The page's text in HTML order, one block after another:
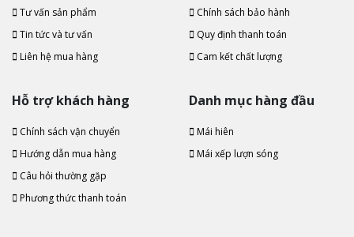
Tư vấn sản phẩm
Tin tức và tư vấn
Liên hệ mua hàng
Chính sách bảo hành
Quy định thanh toán
Cam kết chất lượng
Hỗ trợ khách hàng
Chính sách vận chuyển
Hướng dẫn mua hàng
Câu hỏi thường gặp
Phương thức thanh toán
Danh mục hàng đầu
Mái hiên
Mái xếp lượn sóng